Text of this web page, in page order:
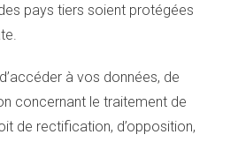
pays tiers soient protégées
à vos données, de
concernant le traitement de
de rectification, d’opposition,